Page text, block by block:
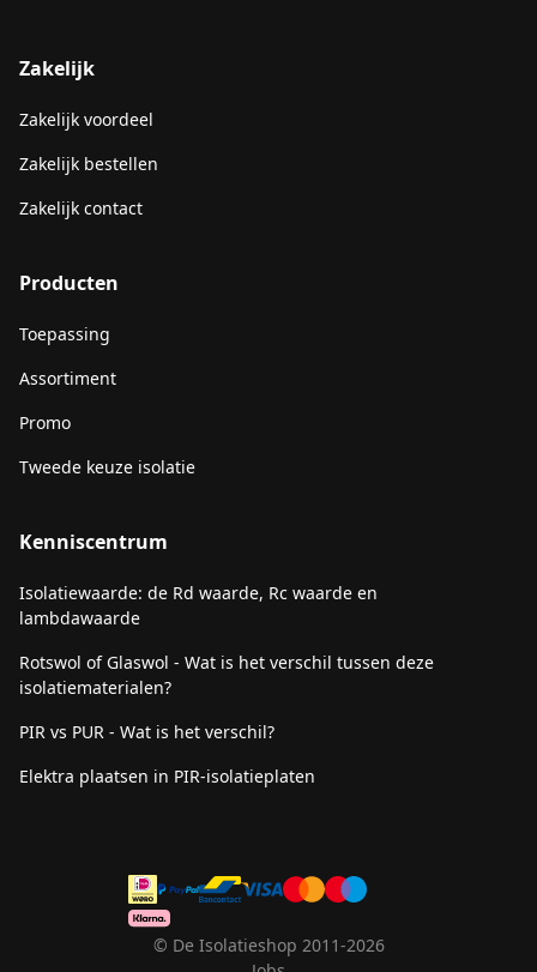
Zakelijk
Zakelijk voordeel
Zakelijk bestellen
Zakelijk contact
Producten
Toepassing
Assortiment
Promo
Tweede keuze isolatie
Kenniscentrum
Isolatiewaarde: de Rd waarde, Rc waarde en
lambdawaarde
Rotswol of Glaswol - Wat is het verschil tussen deze
isolatiematerialen?
PIR vs PUR - Wat is het verschil?
Elektra plaatsen in PIR-isolatieplaten
© De Isolatieshop 2011-2026